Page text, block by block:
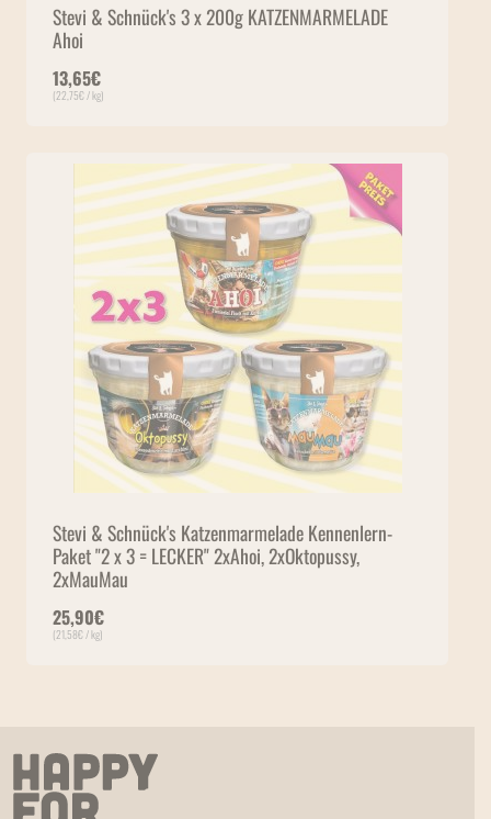
Stevi & Schnück's 3 x 200g KATZENMARMELADE
Ahoi
13,65€
(22,75€ / kg)
Stevi & Schnück's Katzenmarmelade Kennenlern-
Paket "2 x 3 = LECKER" 2xAhoi, 2xOktopussy,
2xMauMau
25,90€
(21,58€ / kg)